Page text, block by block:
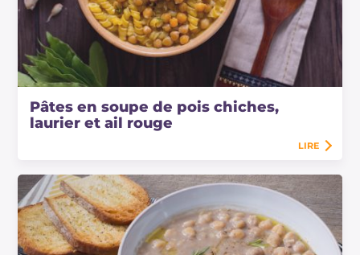
Pâtes en soupe de pois chiches,
laurier et ail rouge
LIRE